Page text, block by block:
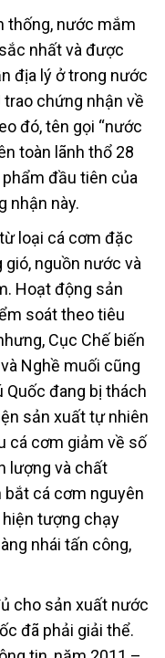
thống, nước mắm
nhất và được
địa lý ở trong nước
chứng nhận về
đó, tên gọi “nước
toàn lãnh thổ 28
phẩm đầu tiên của
nhận này.
loại cá cơm đặc
nguồn nước và
Hoạt động sản
soát theo tiêu
Cục Chế biến
Nghề muối cũng
đang bị thách
sản xuất tự nhiên
cá cơm giảm về số
lượng và chất
cá cơm nguyên
tượng chạy
nhái tấn công,
cho sản xuất nước
đã phải giải thể.